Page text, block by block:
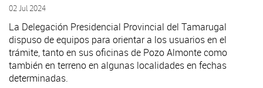
02 Jul 2024
La Delegación Presidencial Provincial del Tamarugal
dispuso de equipos para orientar a los usuarios en el
trámite, tanto en sus oficinas de Pozo Almonte como
también en terreno en algunas localidades en fechas
determinadas.